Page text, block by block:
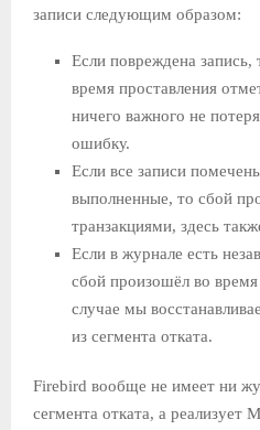
записи следующим образом:
Если повреждена
время проставления
ничего важного не
ошибку.
Если все записи
выполненные, то сбой
транзакциями, здесь
Если в журнале есть
сбой произошёл во
случае мы
из сегмента отката.
Firebird вообще не имеет ни
сегмента отката, а реализует